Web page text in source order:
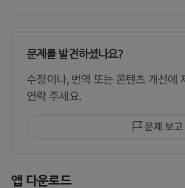
문제를 발견하셨나요?
수정이나, 번역 또는 콘텐츠 개선에
연락 주세요.
문제 보고
앱 다운로드